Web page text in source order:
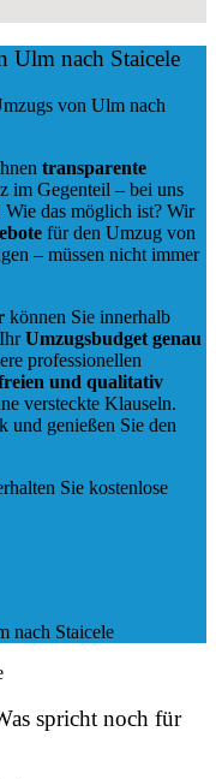
Ulm nach Staicele
von Ulm nach
transparente
im Gegenteil – bei uns
Wie das möglich ist? Wir
für den Umzug von
– müssen nicht immer
können Sie innerhalb
Umzugsbudget genau
professionellen
und qualitativ
versteckte Klauseln.
und genießen Sie den
Sie kostenlose
spricht noch für